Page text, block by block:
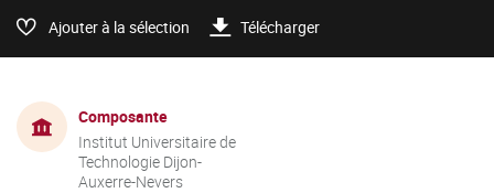
Ajouter à la sélection Télécharger
Composante
Institut Universitaire de
Technologie Dijon-
Auxerre-Nevers